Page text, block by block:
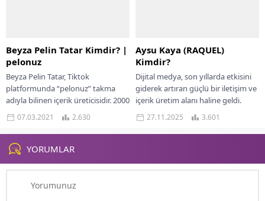
Beyza Pelin Tatar Kimdir? |
pelonuz
Beyza Pelin Tatar, Tiktok
platformunda “pelonuz” takma
adıyla bilinen içerik üreticisidir. 2000
yılında doğan Beyza Pelin, samimi
tavırlarıyla ve sosyal...
07.03.2021 2.630
Aysu Kaya (RAQUEL)
Kimdir?
Dijital medya, son yıllarda etkisini
giderek artıran güçlü bir iletişim ve
içerik üretim alanı haline geldi.
Artık sadece ünlü isimler...
27.11.2025 3.601
YORUMLAR